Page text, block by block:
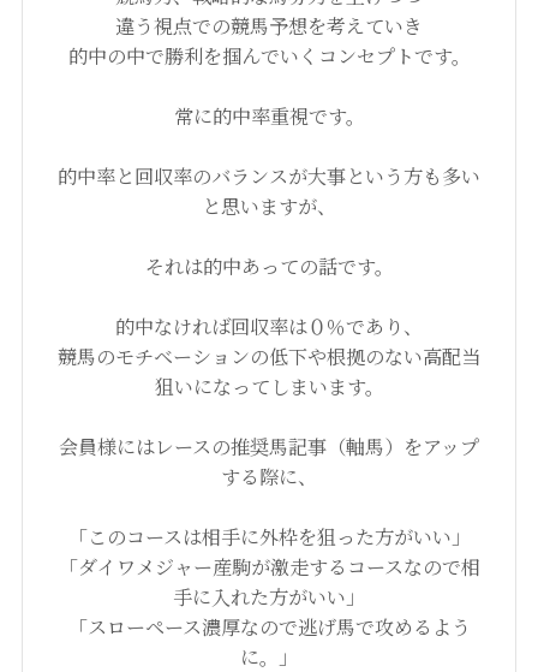
違う視点での競馬予想を考えていき
的中の中で勝利を掴んでいくコンセプトです。
常に的中率重視です。
的中率と回収率のバランスが大事という方も多い
と思いますが、
それは的中あっての話です。
的中なければ回収率は０％であり、
競馬のモチベーションの低下や根拠のない高配当
狙いになってしまいます。
会員様にはレースの推奨馬記事（軸馬）をアップ
する際に、
「このコースは相手に外枠を狙った方がいい」
「ダイワメジャー産駒が激走するコースなので相
手に入れた方がいい」
「スローペース濃厚なので逃げ馬で攻めるよう
に。」